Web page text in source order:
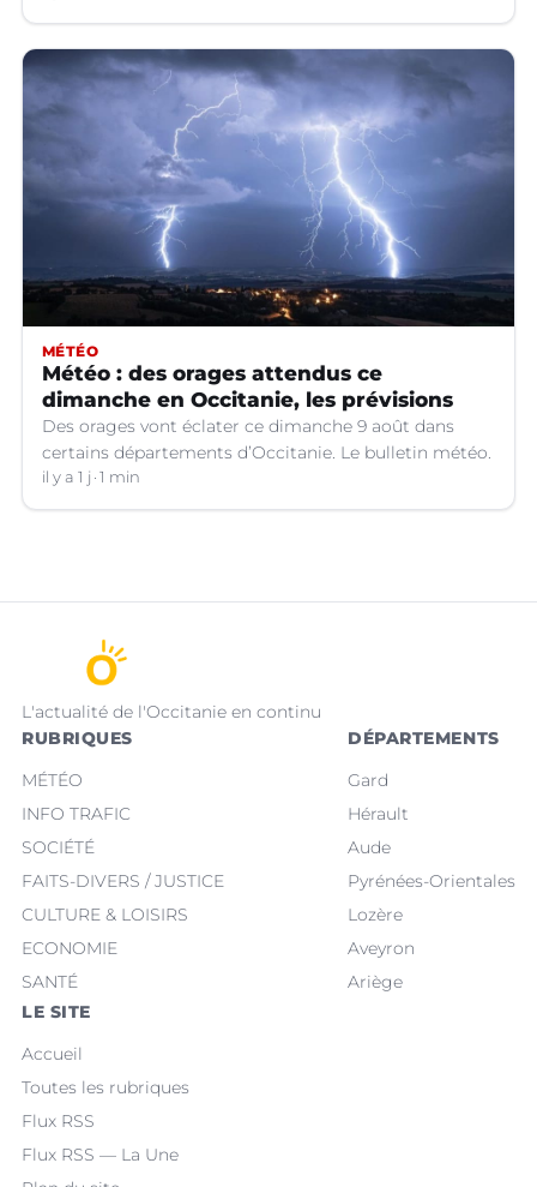
MÉTÉO
Météo : des orages attendus ce
dimanche en Occitanie, les prévisions
Des orages vont éclater ce dimanche 9 août dans
certains départements d’Occitanie. Le bulletin météo.
il y a 1 j 1 min
L'actualité de l'Occitanie en continu
RUBRIQUES
MÉTÉO
INFO TRAFIC
SOCIÉTÉ
FAITS-DIVERS / JUSTICE
CULTURE & LOISIRS
ECONOMIE
SANTÉ
DÉPARTEMENTS
Gard
Hérault
Aude
Pyrénées-Orientales
Lozère
Aveyron
Ariège
LE SITE
Accueil
Toutes les rubriques
Flux RSS
Flux RSS — La Une